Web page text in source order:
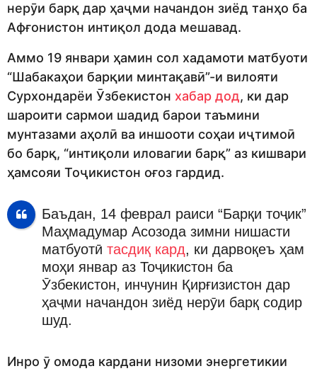
нерӯи барқ дар ҳаҷми начандон зиёд танҳо ба
Афғонистон интиқол дода мешавад.
Аммо 19 январи ҳамин сол хадамоти матбуоти
“Шабакаҳои барқии минтақавӣ”-и вилояти
Сурхондарёи Ӯзбекистон хабар дод, ки дар
шароити сармои шадид барои таъмини
мунтазами аҳолӣ ва иншооти соҳаи иҷтимоӣ
бо барқ, “интиқоли иловагии барқ” аз кишвари
ҳамсояи Тоҷикистон оғоз гардид.
Баъдан, 14 феврал раиси “Барқи тоҷик”
Маҳмадумар Асозода зимни нишасти
матбуотӣ тасдиқ кард, ки дарвоқеъ ҳам
моҳи январ аз Тоҷикистон ба
Ӯзбекистон, инчунин Қирғизистон дар
ҳаҷми начандон зиёд нерӯи барқ содир
шуд.
Инро ӯ омода кардани низоми энергетикии